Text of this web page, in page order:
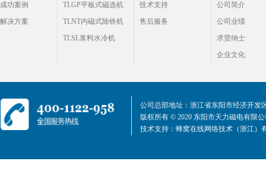
成功案例
解决方案
TLGP平板式磁选机
TLNT内磁式除铁机
TLSL浆料水冷机
技术支持
售后服务
公司简介
公司业绩
求贤纳士
企业文化
公司总部地址：浙江省东阳市经济开发
版权所有 © 2020 东阳市天力磁电有限
技术支持： 蜂窝在线网络技术（浙江）